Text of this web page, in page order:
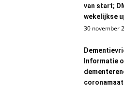
van start;
wekelijkse
30 november
Informatie